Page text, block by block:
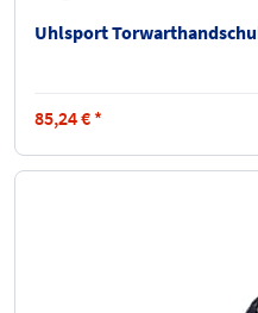
Uhlsport
85,24€ *